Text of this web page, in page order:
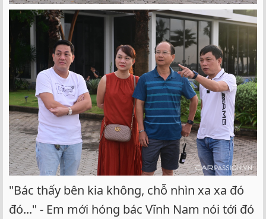
"Bác thấy bên kia không, chỗ nhìn xa xa đó
đó..." - Em mới hóng bác Vĩnh Nam nói tới đó